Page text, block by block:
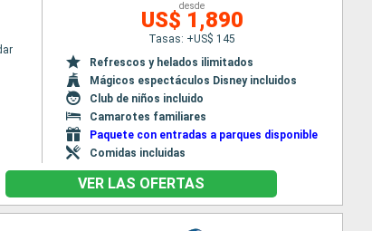
desde
US$ 1,890
Tasas: +US$ 145
Refrescos y helados ilimitados
Mágicos espectáculos Disney incluidos
Club de niños incluido
Camarotes familiares
Paquete con entradas a parques disponible
Comidas incluidas
VER LAS OFERTAS